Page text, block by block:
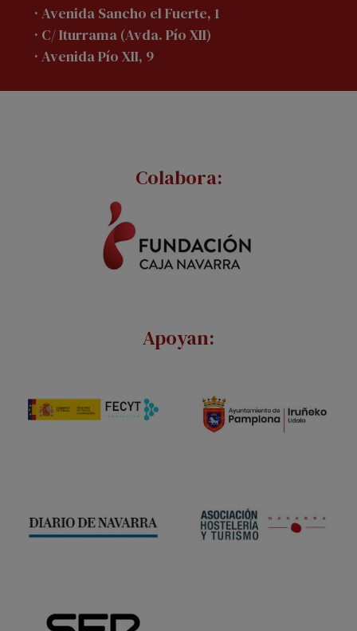
· Avenida Sancho el Fuerte, 1
· C/ Iturrama (Avda. Pío XII)
· Avenida Pío XII, 9
Colabora:
Apoyan: